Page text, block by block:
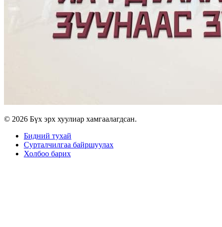
© 2026 Бүх эрх хуулиар хамгаалагдсан.
Бидний тухай
Сурталчилгаа байршуулах
Холбоо барих